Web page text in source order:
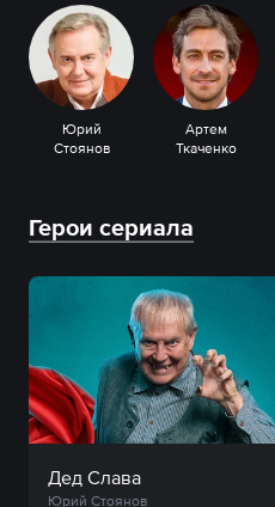
Юрий
Стоянов
Артем
Ткаченко
Герои сериала
Дед Слава
Юрий Стоянов